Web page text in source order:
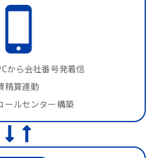
から会社番号発着信
精算連動
ールセンター構築